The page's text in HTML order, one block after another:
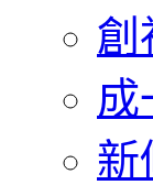
創
成
新